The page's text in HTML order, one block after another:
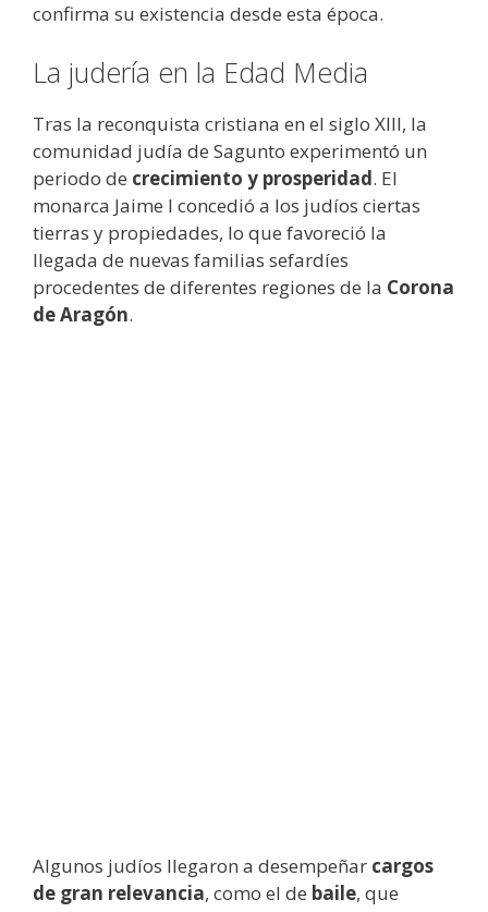
confirma su existencia desde esta época.
La judería en la Edad Media
Tras la reconquista cristiana en el siglo XIII, la
comunidad judía de Sagunto experimentó un
periodo de crecimiento y prosperidad. El
monarca Jaime I concedió a los judíos ciertas
tierras y propiedades, lo que favoreció la
llegada de nuevas familias sefardíes
procedentes de diferentes regiones de la Corona
de Aragón.
Algunos judíos llegaron a desempeñar cargos
de gran relevancia, como el de baile, que